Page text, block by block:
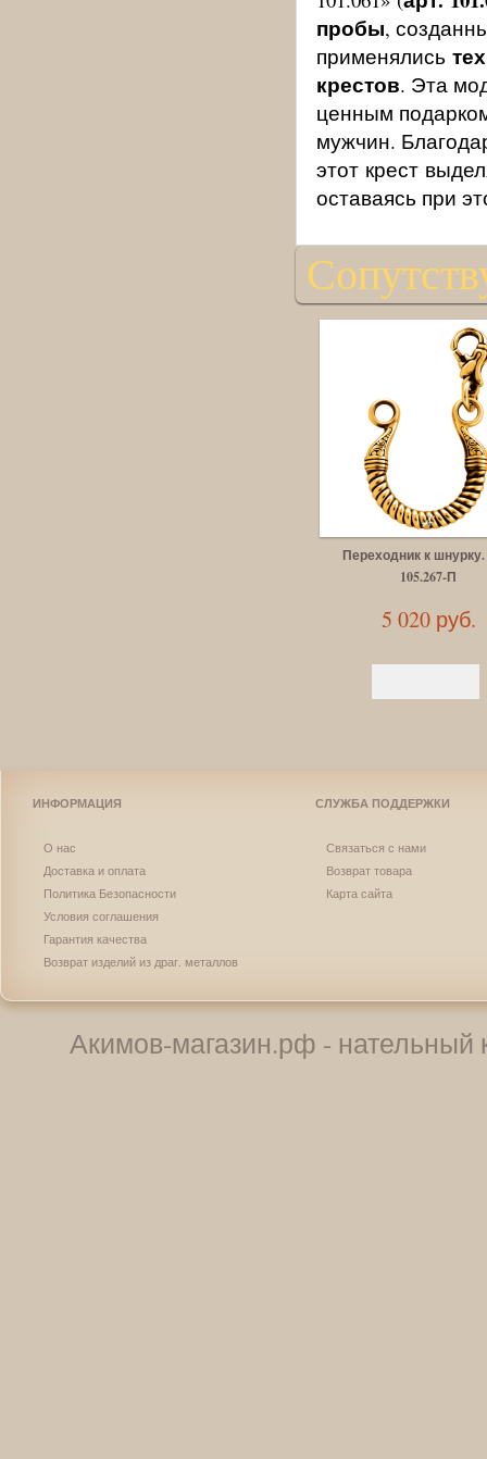
пробы,
применялись
крестов. Эта
ценным
мужчин.
этот крест
оставаясь при
Переходник к
105.267-П
5 020 руб.
ИНФОРМАЦИЯ
О нас
Доставка и оплата
Политика Безопасности
Условия соглашения
Гарантия качества
Возврат изделий из драг. металлов
СЛУЖБА ПОДДЕРЖКИ
Связаться с нами
Возврат товара
Карта сайта
Акимов-магазин.рф - нательный